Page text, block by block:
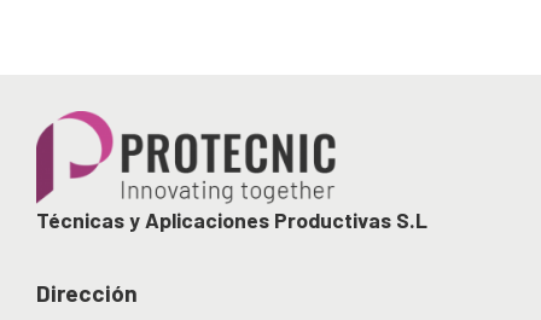
Técnicas y Aplicaciones Productivas S.L
Dirección